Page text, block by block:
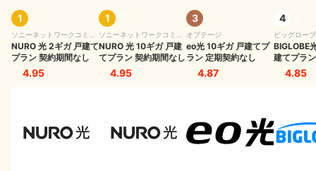
快適に使える下り速度の目安
快適に使えるping値の目安
Wi-Fiのスピードはどのくらいが普通？平均的な速度とは
Wi-Fiの速度が遅すぎる！スピードを上げる方法
1
ソニーネットワークコミュ
ニケーションズ
NURO 光 2ギガ 戸建て
プラン 契約期間なし
4.95
1
ソニーネットワークコミュ
ニケーションズ
NURO 光 10ギガ 戸建
てプラン 契約期間なし
4.95
3
オプテージ
eo光 10ギガ 戸建てプ
ラン 定期契約なし
4.87
4
ビッグローブ
BIGLOBE
建てプラ
4.85